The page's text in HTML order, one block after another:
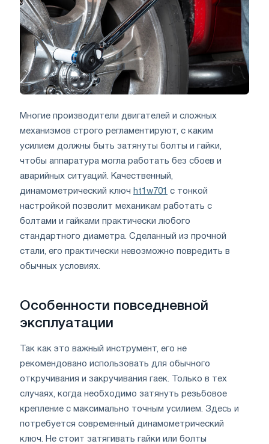
Многие производители двигателей и сложных
механизмов строго регламентируют, с каким
усилием должны быть затянуты болты и гайки,
чтобы аппаратура могла работать без сбоев и
аварийных ситуаций. Качественный,
динамометрический ключ ht1w701 с тонкой
настройкой позволит механикам работать с
болтами и гайками практически любого
стандартного диаметра. Сделанный из прочной
стали, его практически невозможно повредить в
обычных условиях.
Особенности повседневной
эксплуатации
Так как это важный инструмент, его не
рекомендовано использовать для обычного
откручивания и закручивания гаек. Только в тех
случаях, когда необходимо затянуть резьбовое
крепление с максимально точным усилием. Здесь и
потребуется современный динамометрический
ключ. Не стоит затягивать гайки или болты